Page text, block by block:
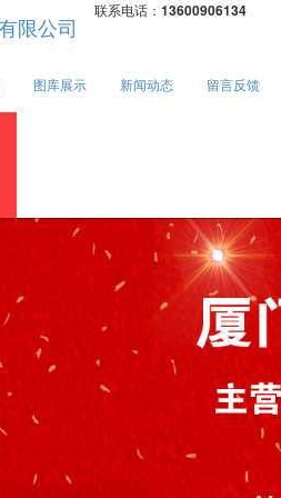
联系电话： 13600906134
图库展示 新闻动态 留言反馈